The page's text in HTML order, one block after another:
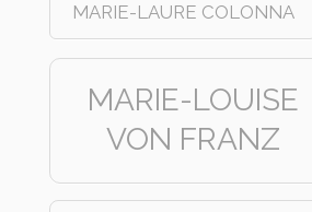
MARIE-LAURE COLONNA
MARIE-LOUISE
VON FRANZ